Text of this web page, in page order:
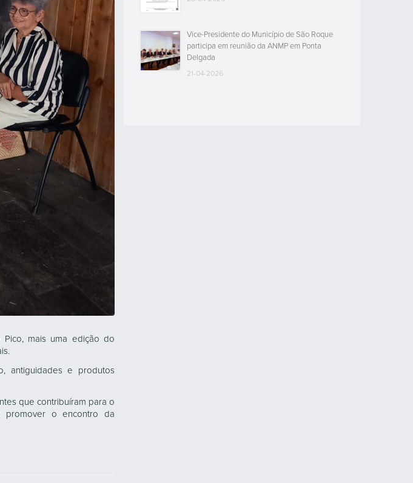
mais uma edição do
antiguidades e produtos
que contribuíram para o
promover o encontro da
Vice-Presidente do Município de São Roque
participa em reunião da ANMP em Ponta
Delgada
21-04-2026